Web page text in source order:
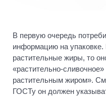
В первую очередь
информацию на
растительные жиры, то
«растительно-
растительным жиром».
ГОСТу он должен